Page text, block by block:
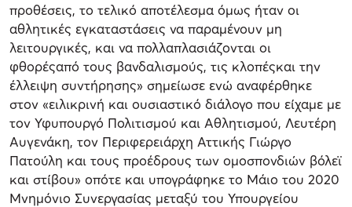
προθέσεις, το τελικό αποτέλεσμα όμως ήταν οι
αθλητικές εγκαταστάσεις να παραμένουν μη
λειτουργικές, και να πολλαπλασιάζονται οι
φθορέςαπό τους βανδαλισμούς, τις κλοπέςκαι την
έλλειψη συντήρησης» σημείωσε ενώ αναφέρθηκε
στον «ειλικρινή και ουσιαστικό διάλογο που είχαμε με
τον Υφυπουργό Πολιτισμού και Αθλητισμού, Λευτέρη
Αυγενάκη, τον Περιφερειάρχη Αττικής Γιώργο
Πατούλη και τους προέδρους των ομοσπονδιών βόλεϊ
και στίβου» οπότε και υπογράφηκε το Μάιο του 2020
Μνημόνιο Συνεργασίας μεταξύ του Υπουργείου